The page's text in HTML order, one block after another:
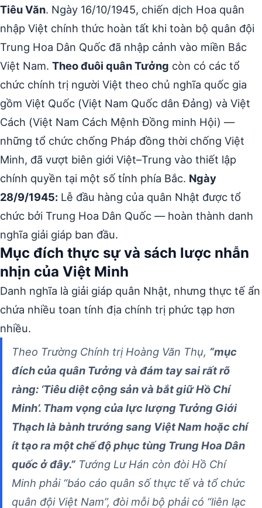
Tiêu Văn. Ngày 16/10/1945, chiến dịch Hoa quân
nhập Việt chính thức hoàn tất khi toàn bộ quân đội
Trung Hoa Dân Quốc đã nhập cảnh vào miền Bắc
Việt Nam. Theo đuôi quân Tưởng còn có các tổ
chức chính trị người Việt theo chủ nghĩa quốc gia
gồm Việt Quốc (Việt Nam Quốc dân Đảng) và Việt
Cách (Việt Nam Cách Mệnh Đồng minh Hội) —
những tổ chức chống Pháp đồng thời chống Việt
Minh, đã vượt biên giới Việt–Trung vào thiết lập
chính quyền tại một số tỉnh phía Bắc. Ngày
28/9/1945: Lễ đầu hàng của quân Nhật được tổ
chức bởi Trung Hoa Dân Quốc — hoàn thành danh
nghĩa giải giáp ban đầu.
Mục đích thực sự và sách lược nhẫn
nhịn của Việt Minh
Danh nghĩa là giải giáp quân Nhật, nhưng thực tế ẩn
chứa nhiều toan tính địa chính trị phức tạp hơn
nhiều.
Theo Trường Chính trị Hoàng Văn Thụ, “mục
đích của quân Tưởng và đám tay sai rất rõ
ràng: ‘Tiêu diệt cộng sản và bắt giữ Hồ Chí
Minh’. Tham vọng của lực lượng Tưởng Giới
Thạch là bành trướng sang Việt Nam hoặc chí
ít tạo ra một chế độ phục tùng Trung Hoa Dân
quốc ở đây.” Tướng Lư Hán còn đòi Hồ Chí
Minh phải “báo cáo quân số thực tế và tổ chức
quân đội Việt Nam”, đòi mỗi bộ phải có “liên lạc